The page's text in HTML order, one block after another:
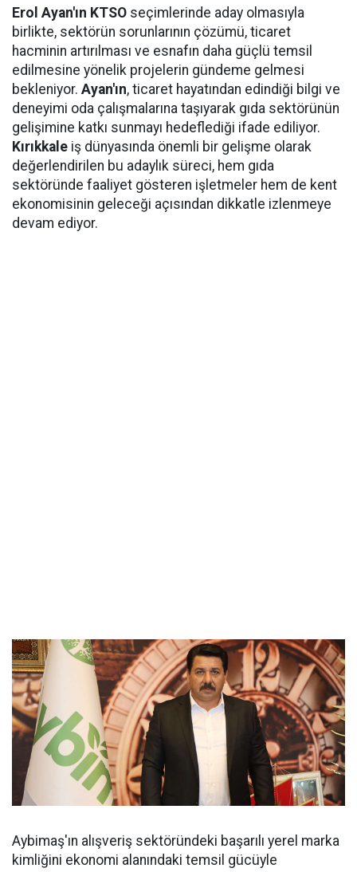
Erol Ayan'ın KTSO seçimlerinde aday olmasıyla
birlikte, sektörün sorunlarının çözümü, ticaret
hacminin artırılması ve esnafın daha güçlü temsil
edilmesine yönelik projelerin gündeme gelmesi
bekleniyor. Ayan'ın, ticaret hayatından edindiği bilgi ve
deneyimi oda çalışmalarına taşıyarak gıda sektörünün
gelişimine katkı sunmayı hedeflediği ifade ediliyor.
Kırıkkale iş dünyasında önemli bir gelişme olarak
değerlendirilen bu adaylık süreci, hem gıda
sektöründe faaliyet gösteren işletmeler hem de kent
ekonomisinin geleceği açısından dikkatle izlenmeye
devam ediyor.
Aybimaş'ın alışveriş sektöründeki başarılı yerel marka
kimliğini ekonomi alanındaki temsil gücüyle